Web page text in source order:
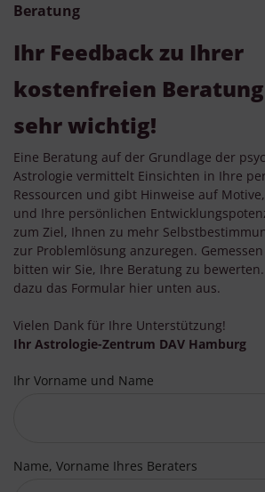
Beratung
Ihr Feedback zu Ihrer
kostenfreien
sehr wichtig!
Eine Beratung auf der Grundlage der
Astrologie vermittelt Einsichten in Ihre
Ressourcen und gibt Hinweise auf
und Ihre persönlichen
zum Ziel, Ihnen zu mehr
zur Problemlösung anzuregen.
bitten wir Sie, Ihre Beratung zu
dazu das Formular hier unten aus.
Vielen Dank für Ihre Unterstützung!
Ihr Astrologie-Zentrum DAV Hamburg
Ihr Vorname und Name
Name, Vorname Ihres Beraters